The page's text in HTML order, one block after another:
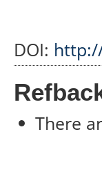
DOI:
There